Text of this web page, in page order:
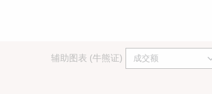
辅助图表 (牛熊证)